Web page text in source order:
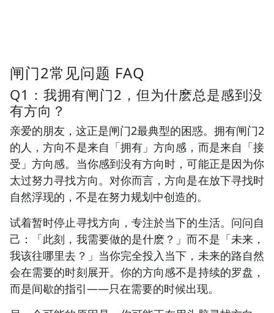
闸门2常见问题 FAQ
Q1：我拥有闸门2，但为什麽总是感到没
有方向？
亲爱的朋友，这正是闸门2最典型的困惑。拥有闸门2
的人，方向不是来自「拥有」方向感，而是来自「接
受」方向感。当你感到没有方向时，可能正是因为你
太过努力寻找方向。对你而言，方向是在放下寻找时
自然浮现的，不是在努力规划中创造的。
试着暂时停止寻找方向，专注於当下的生活。问问自
己：「此刻，我需要做的是什麽？」而不是「未来，
我该往哪里去？」当你完全投入当下，未来的路自然
会在需要的时刻展开。你的方向感不是持续的罗盘，
而是间歇的指引——只在需要的时候出现。